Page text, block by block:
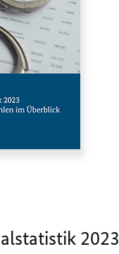
2023